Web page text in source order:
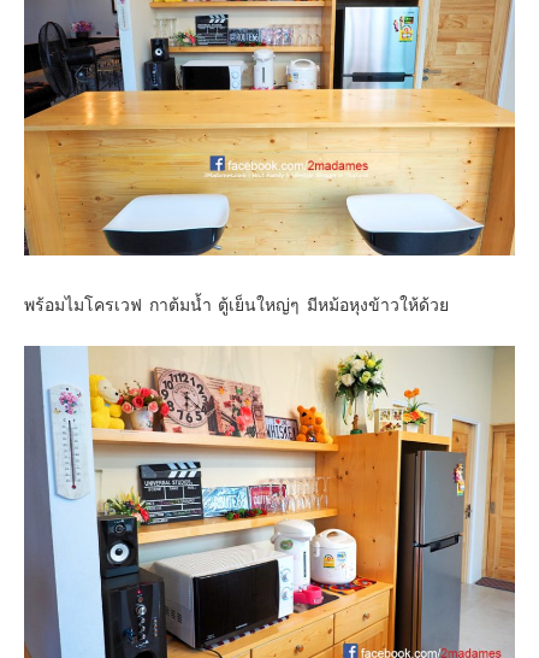
พร้อมไมโครเวฟ กาต้มน้ำ ตู้เย็นใหญ่ๆ มีหม้อหุงข้าวให้ด้วย